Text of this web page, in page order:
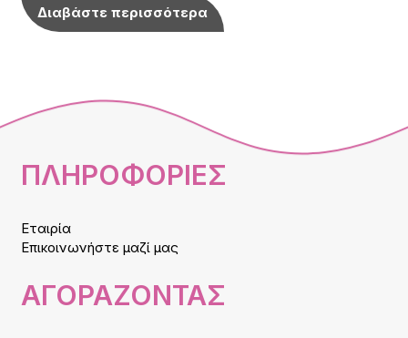
Διαβάστε περισσότερα
ΠΛΗΡΟΦΟΡΙΕΣ
Εταιρία
Επικοινωνήστε μαζί μας
ΑΓΟΡΑΖΟΝΤΑΣ